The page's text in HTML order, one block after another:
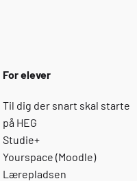
For elever
Til dig der snart skal starte
på HEG
Studie+
Yourspace (Moodle)
Lærepladsen